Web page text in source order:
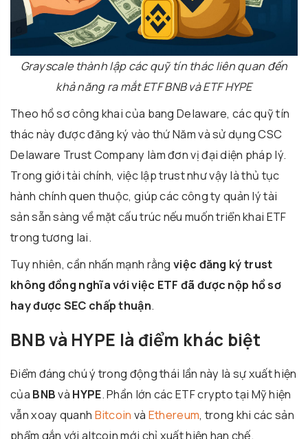
Grayscale thành lập các quỹ tín thác liên quan đến
khả năng ra mắt ETF BNB và ETF HYPE
Theo hồ sơ công khai của bang Delaware, các quỹ tín
thác này được đăng ký vào thứ Năm và sử dụng CSC
Delaware Trust Company làm đơn vị đại diện pháp lý.
Trong giới tài chính, việc lập trust như vậy là thủ tục
hành chính quen thuộc, giúp các công ty quản lý tài
sản sẵn sàng về mặt cấu trúc nếu muốn triển khai ETF
trong tương lai.
Tuy nhiên, cần nhấn mạnh rằng việc đăng ký trust
không đồng nghĩa với việc ETF đã được nộp hồ sơ
hay được SEC chấp thuận.
BNB và HYPE là điểm khác biệt
Điểm đáng chú ý trong động thái lần này là sự xuất hiện
của BNBvà HYPE. Phần lớn các ETF crypto tại Mỹ hiện
vẫn xoay quanh Bitcoin và Ethereum, trong khi các sản
phẩm gắn với altcoin mới chỉ xuất hiện hạn chế.